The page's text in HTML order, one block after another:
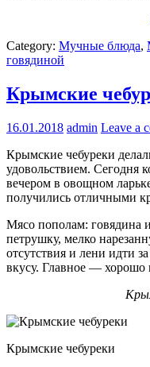
Category: Мучные блюда,
говядиной
Крымские
16.01.2018 admin Leave a
Крымские чебуреки
удовольствием. Сегодня
вечером в овощном
получились отличными
Мясо пополам: говядина
петрушку, мелко
отсутствия и лени идти
вкусу. Главное —
Крымские чебуреки